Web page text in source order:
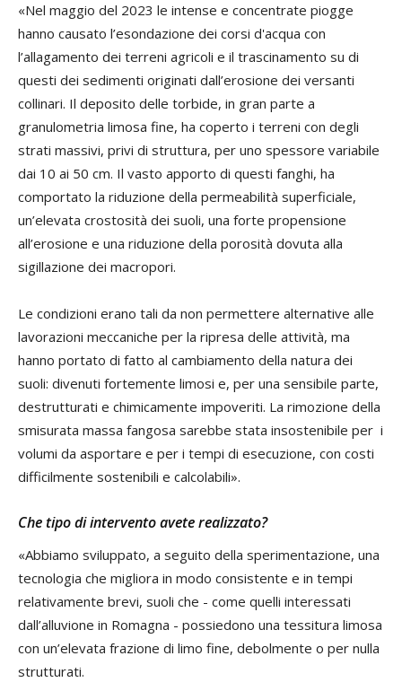
«Nel maggio del 2023 le intense e concentrate piogge
hanno causato l’esondazione dei corsi d'acqua con
l’allagamento dei terreni agricoli e il trascinamento su di
questi dei sedimenti originati dall’erosione dei versanti
collinari. Il deposito delle torbide, in gran parte a
granulometria limosa fine, ha coperto i terreni con degli
strati massivi, privi di struttura, per uno spessore variabile
dai 10 ai 50 cm. Il vasto apporto di questi fanghi, ha
comportato la riduzione della permeabilità superficiale,
un’elevata crostosità dei suoli, una forte propensione
all’erosione e una riduzione della porosità dovuta alla
sigillazione dei macropori.
Le condizioni erano tali da non permettere alternative alle
lavorazioni meccaniche per la ripresa delle attività, ma
hanno portato di fatto al cambiamento della natura dei
suoli: divenuti fortemente limosi e, per una sensibile parte,
destrutturati e chimicamente impoveriti. La rimozione della
smisurata massa fangosa sarebbe stata insostenibile per i
volumi da asportare e per i tempi di esecuzione, con costi
difficilmente sostenibili e calcolabili».
Che tipo di intervento avete realizzato?
«Abbiamo sviluppato, a seguito della sperimentazione, una
tecnologia che migliora in modo consistente e in tempi
relativamente brevi, suoli che - come quelli interessati
dall’alluvione in Romagna - possiedono una tessitura limosa
con un’elevata frazione di limo fine, debolmente o per nulla
strutturati.